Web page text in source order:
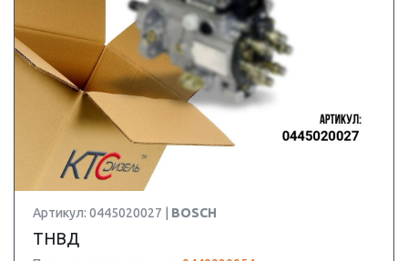
Артикул: 0445020027 | BOSCH
ТНВД